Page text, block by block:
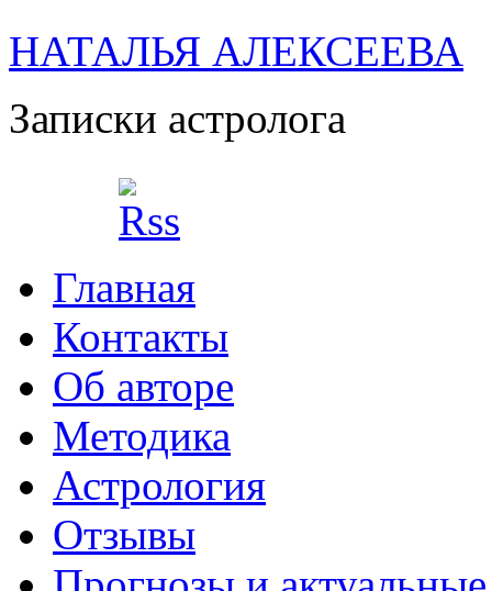
НАТАЛЬЯ АЛЕКСЕЕВА
Записки астролога
Главная
Контакты
Об авторе
Методика
Астрология
Отзывы